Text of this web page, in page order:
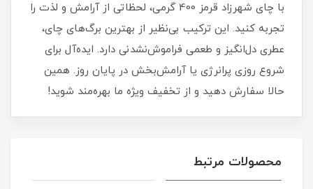
با چای شهرزاد قرمز 400 گرمی، لحظاتی از آرامش و لذت را
تجربه کنید. این ترکیب بی‌نظیر از بهترین برگ‌های چای،
عطری دل‌انگیز و طعمی فراموش‌نشدنی دارد. ایده‌آل برای
شروع روزی پرانرژی یا آرامش‌بخش در پایان روز. همین
حالا سفارش دهید و از تخفیف ویژه ما بهره‌مند شوید!
محصولات مرتبط